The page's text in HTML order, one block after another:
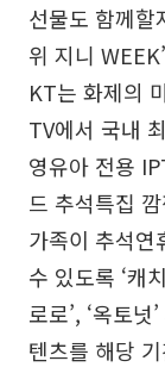
선물도 함께할
위 지니
KT는 화제의
TV에서 국내
영유아 전용
드 추석특집
가족이 추석연
수 있도록 ‘캐
로로’, ‘옥토
텐츠를 해당